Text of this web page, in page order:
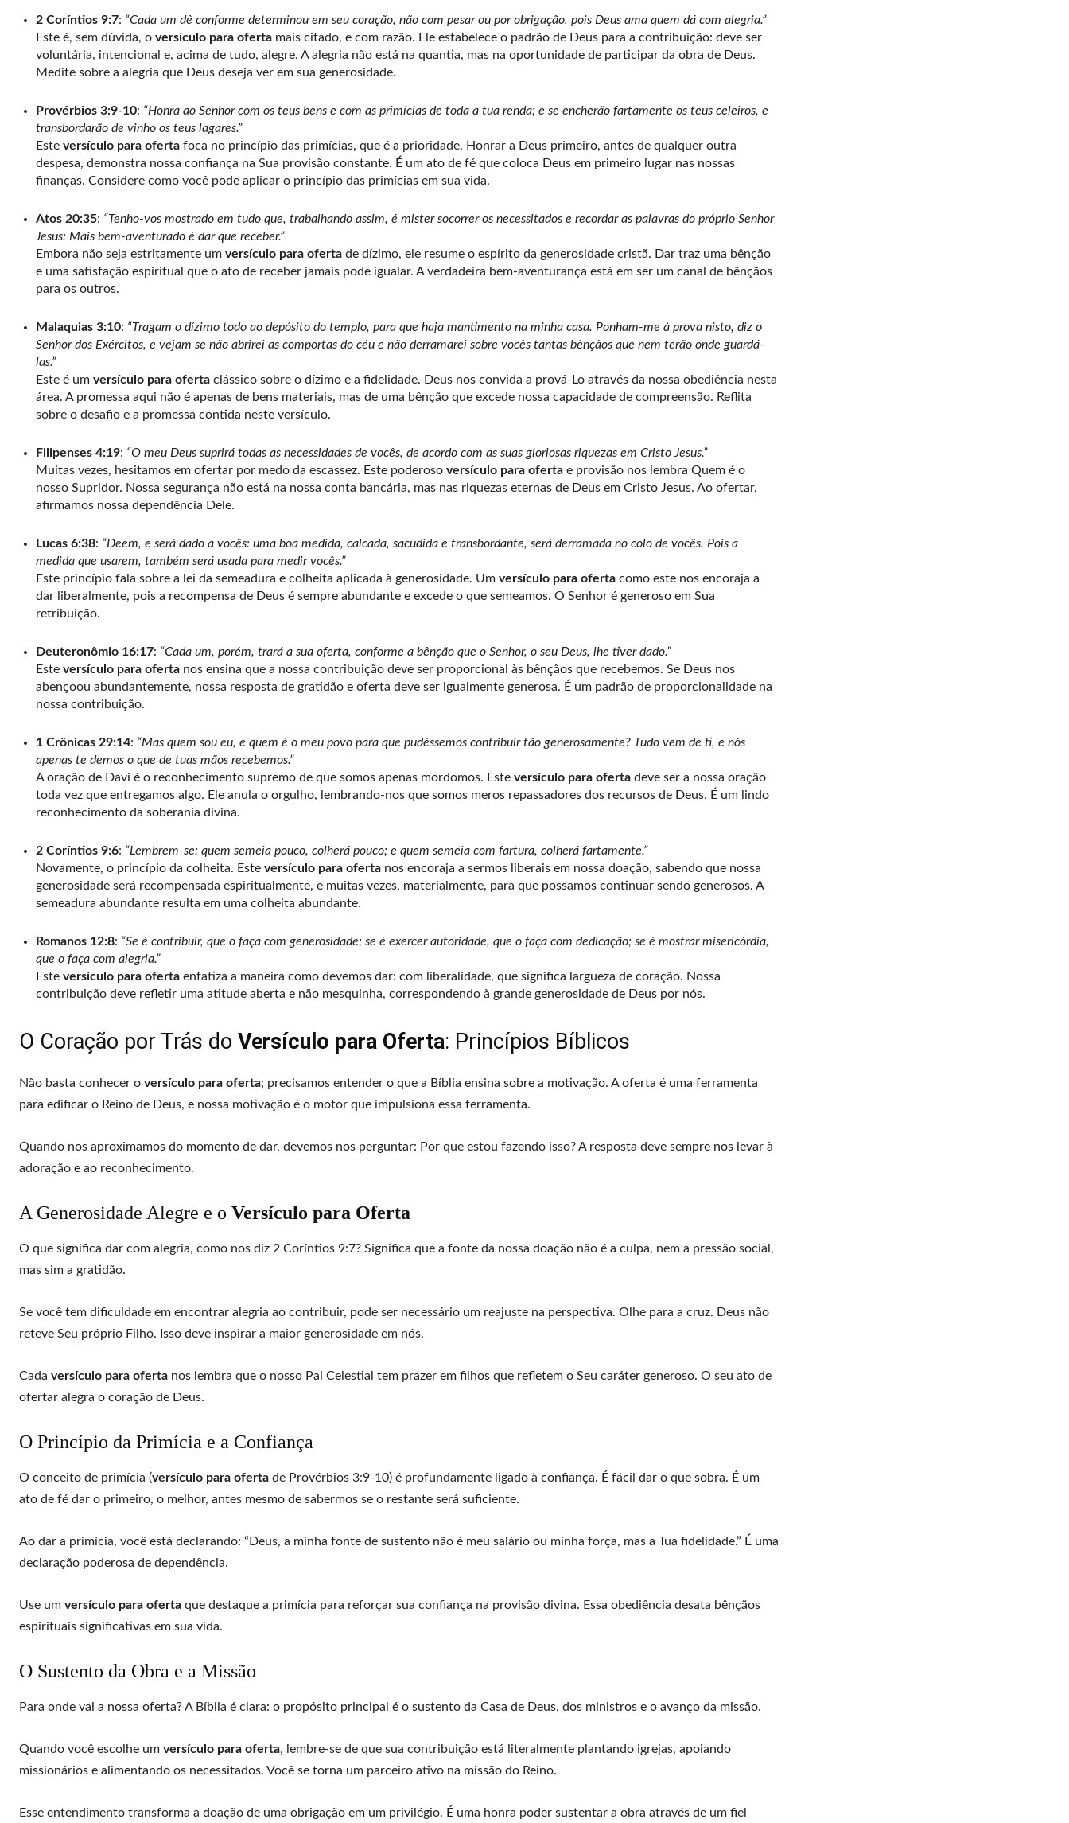
2 Coríntios 9:7: “Cada um dê conforme determinou em seu coração, não com pesar ou por obrigação, pois Deus ama quem dá com alegria.”
Este é, sem dúvida, o versículo para oferta mais citado, e com razão. Ele estabelece o padrão de Deus para a contribuição: deve ser
voluntária, intencional e, acima de tudo, alegre. A alegria não está na quantia, mas na oportunidade de participar da obra de Deus.
Medite sobre a alegria que Deus deseja ver em sua generosidade.
Provérbios 3:9-10: “Honra ao Senhor com os teus bens e com as primícias de toda a tua renda; e se encherão fartamente os teus celeiros, e
transbordarão de vinho os teus lagares.”
Este versículo para oferta foca no princípio das primícias, que é a prioridade. Honrar a Deus primeiro, antes de qualquer outra
despesa, demonstra nossa confiança na Sua provisão constante. É um ato de fé que coloca Deus em primeiro lugar nas nossas
finanças. Considere como você pode aplicar o princípio das primícias em sua vida.
Atos 20:35: “Tenho-vos mostrado em tudo que, trabalhando assim, é mister socorrer os necessitados e recordar as palavras do próprio Senhor
Jesus: Mais bem-aventurado é dar que receber.”
Embora não seja estritamente um versículo para oferta de dízimo, ele resume o espírito da generosidade cristã. Dar traz uma bênção
e uma satisfação espiritual que o ato de receber jamais pode igualar. A verdadeira bem-aventurança está em ser um canal de bênçãos
para os outros.
Malaquias 3:10: “Tragam o dízimo todo ao depósito do templo, para que haja mantimento na minha casa. Ponham-me à prova nisto, diz o
Senhor dos Exércitos, e vejam se não abrirei as comportas do céu e não derramarei sobre vocês tantas bênçãos que nem terão onde guardá-
las.”
Este é um versículo para oferta clássico sobre o dízimo e a fidelidade. Deus nos convida a prová-Lo através da nossa obediência nesta
área. A promessa aqui não é apenas de bens materiais, mas de uma bênção que excede nossa capacidade de compreensão. Reflita
sobre o desafio e a promessa contida neste versículo.
Filipenses 4:19: “O meu Deus suprirá todas as necessidades de vocês, de acordo com as suas gloriosas riquezas em Cristo Jesus.”
Muitas vezes, hesitamos em ofertar por medo da escassez. Este poderoso versículo para oferta e provisão nos lembra Quem é o
nosso Supridor. Nossa segurança não está na nossa conta bancária, mas nas riquezas eternas de Deus em Cristo Jesus. Ao ofertar,
afirmamos nossa dependência Dele.
Lucas 6:38: “Deem, e será dado a vocês: uma boa medida, calcada, sacudida e transbordante, será derramada no colo de vocês. Pois a
medida que usarem, também será usada para medir vocês.”
Este princípio fala sobre a lei da semeadura e colheita aplicada à generosidade. Um versículo para oferta como este nos encoraja a
dar liberalmente, pois a recompensa de Deus é sempre abundante e excede o que semeamos. O Senhor é generoso em Sua
retribuição.
Deuteronômio 16:17: “Cada um, porém, trará a sua oferta, conforme a bênção que o Senhor, o seu Deus, lhe tiver dado.”
Este versículo para oferta nos ensina que a nossa contribuição deve ser proporcional às bênçãos que recebemos. Se Deus nos
abençoou abundantemente, nossa resposta de gratidão e oferta deve ser igualmente generosa. É um padrão de proporcionalidade na
nossa contribuição.
1 Crônicas 29:14: “Mas quem sou eu, e quem é o meu povo para que pudéssemos contribuir tão generosamente? Tudo vem de ti, e nós
apenas te demos o que de tuas mãos recebemos.”
A oração de Davi é o reconhecimento supremo de que somos apenas mordomos. Este versículo para oferta deve ser a nossa oração
toda vez que entregamos algo. Ele anula o orgulho, lembrando-nos que somos meros repassadores dos recursos de Deus. É um lindo
reconhecimento da soberania divina.
2 Coríntios 9:6: “Lembrem-se: quem semeia pouco, colherá pouco; e quem semeia com fartura, colherá fartamente.”
Novamente, o princípio da colheita. Este versículo para oferta nos encoraja a sermos liberais em nossa doação, sabendo que nossa
generosidade será recompensada espiritualmente, e muitas vezes, materialmente, para que possamos continuar sendo generosos. A
semeadura abundante resulta em uma colheita abundante.
Romanos 12:8: “Se é contribuir, que o faça com generosidade; se é exercer autoridade, que o faça com dedicação; se é mostrar misericórdia,
que o faça com alegria.”
Este versículo para oferta enfatiza a maneira como devemos dar: com liberalidade, que significa largueza de coração. Nossa
contribuição deve refletir uma atitude aberta e não mesquinha, correspondendo à grande generosidade de Deus por nós.
O Coração por Trás do Versículo para Oferta: Princípios Bíblicos
Não basta conhecer o versículo para oferta; precisamos entender o que a Bíblia ensina sobre a motivação. A oferta é uma ferramenta
para edificar o Reino de Deus, e nossa motivação é o motor que impulsiona essa ferramenta.
Quando nos aproximamos do momento de dar, devemos nos perguntar: Por que estou fazendo isso? A resposta deve sempre nos levar à
adoração e ao reconhecimento.
A Generosidade Alegre e o Versículo para Oferta
O que significa dar com alegria, como nos diz 2 Coríntios 9:7? Significa que a fonte da nossa doação não é a culpa, nem a pressão social,
mas sim a gratidão.
Se você tem dificuldade em encontrar alegria ao contribuir, pode ser necessário um reajuste na perspectiva. Olhe para a cruz. Deus não
reteve Seu próprio Filho. Isso deve inspirar a maior generosidade em nós.
Cada versículo para oferta nos lembra que o nosso Pai Celestial tem prazer em filhos que refletem o Seu caráter generoso. O seu ato de
ofertar alegra o coração de Deus.
O Princípio da Primícia e a Confiança
O conceito de primícia (versículo para oferta de Provérbios 3:9-10) é profundamente ligado à confiança. É fácil dar o que sobra. É um
ato de fé dar o primeiro, o melhor, antes mesmo de sabermos se o restante será suficiente.
Ao dar a primícia, você está declarando: “Deus, a minha fonte de sustento não é meu salário ou minha força, mas a Tua fidelidade.” É uma
declaração poderosa de dependência.
Use um versículo para oferta que destaque a primícia para reforçar sua confiança na provisão divina. Essa obediência desata bênçãos
espirituais significativas em sua vida.
O Sustento da Obra e a Missão
Para onde vai a nossa oferta? A Bíblia é clara: o propósito principal é o sustento da Casa de Deus, dos ministros e o avanço da missão.
Quando você escolhe um versículo para oferta, lembre-se de que sua contribuição está literalmente plantando igrejas, apoiando
missionários e alimentando os necessitados. Você se torna um parceiro ativo na missão do Reino.
Esse entendimento transforma a doação de uma obrigação em um privilégio. É uma honra poder sustentar a obra através de um fiel